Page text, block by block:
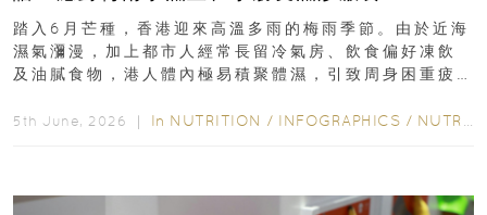
踏入6月芒種，香港迎來高溫多雨的梅雨季節。由於近海
濕氣瀰漫，加上都市人經常長留冷氣房、飲食偏好凍飲
及油膩食物，港人體內極易積聚體濕，引致周身困重疲
狀...
5th June, 2026 ｜ In NUTRITION / INFOGRAPHICS / NUTRITION